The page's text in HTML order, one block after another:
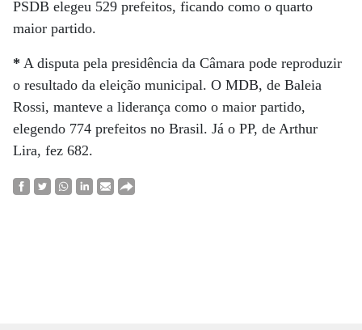
PSDB elegeu 529 prefeitos, ficando como o quarto
maior partido.
* A disputa pela presidência da Câmara pode reproduzir
o resultado da eleição municipal. O MDB, de Baleia
Rossi, manteve a liderança como o maior partido,
elegendo 774 prefeitos no Brasil. Já o PP, de Arthur
Lira, fez 682.